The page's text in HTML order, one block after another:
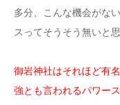
多分、こんな機会がな
スってそうそう無いと
御岩神社はそれほど有
強とも言われるパワー